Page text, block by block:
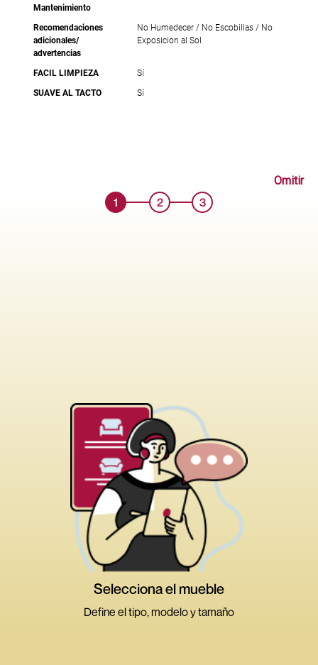
Mantenimiento
Recomendaciones
adicionales/
advertencias
No Humedecer / No Escobillas / No
Exposicion al Sol
FACIL LIMPIEZA
Sí
SUAVE AL TACTO
Sí